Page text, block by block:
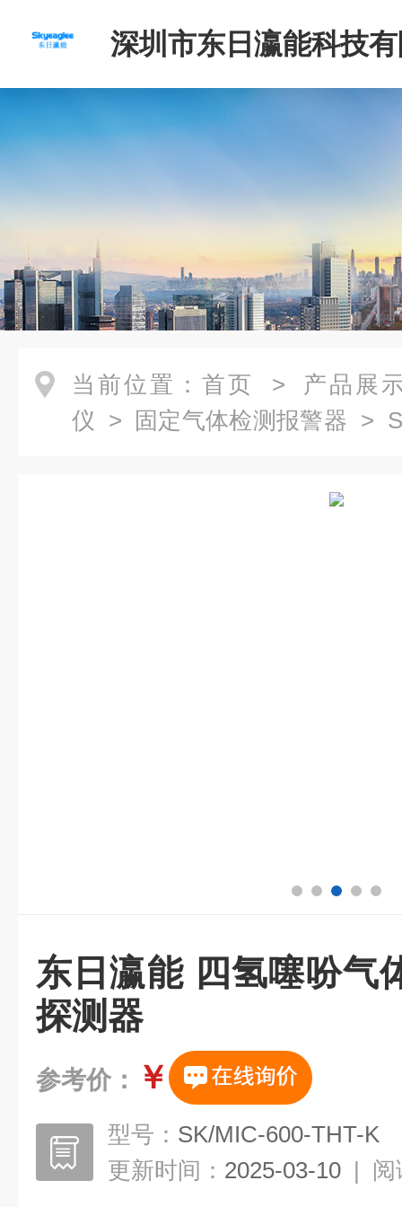
深圳市东日瀛能科技
当前位置： 首页 > 产品展
仪 > 固定气体检测报警器 >
东日瀛能 四氢噻吩气
探测器
参考价： ￥
型号： SK/MIC-600-THT-K
更新时间： 2025-03-10 | 阅